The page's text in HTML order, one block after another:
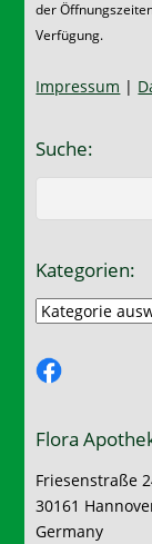
der
Verfügung.
Impressum |
Suche:
Kategorien:
Kategorien:
Facebook
Flora
Friesenstraße
30161
Germany